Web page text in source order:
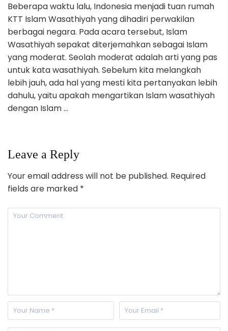
Beberapa waktu lalu, Indonesia menjadi tuan rumah
KTT Islam Wasathiyah yang dihadiri perwakilan
berbagai negara. Pada acara tersebut, Islam
Wasathiyah sepakat diterjemahkan sebagai Islam
yang moderat. Seolah moderat adalah arti yang pas
untuk kata wasathiyah. Sebelum kita melangkah
lebih jauh, ada hal yang mesti kita pertanyakan lebih
dahulu, yaitu apakah mengartikan Islam wasathiyah
dengan Islam …
Leave a Reply
Your email address will not be published. Required
fields are marked *